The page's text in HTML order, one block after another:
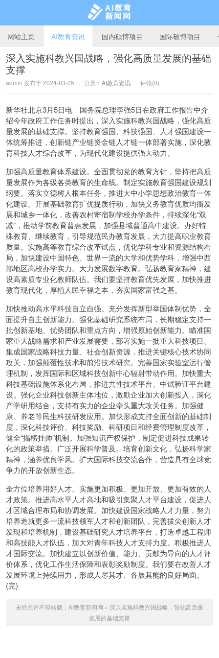
网站主页 AI教育资讯 国内硕博项目 国际硕博项目
深入实施科教兴国战略，强化高质量发展的基础
支撑
admin 发布于 2024-03-05 分类： AI教育资讯 评论(0)
新华社北京3月5日电 国务院总理李强5日在政府工作报告中介
绍今年政府工作任务时提出，深入实施科教兴国战略，强化高质
量发展的基础支撑。坚持教育强国、科技强国、人才强国建设一
体统筹推进，创新链产业链资金链人才链一体部署实施，深化教
育科技人才综合改革，为现代化建设提供强大动力。
加强高质量教育体系建设。全面贯彻党的教育方针，坚持把高质
量发展作为各级各类教育的生命线。制定实施教育强国建设规划
纲要。落实立德树人根本任务，推进大中小学思想政治教育一体
化建设。开展基础教育扩优提质行动，加快义务教育优质均衡发
展和城乡一体化，改善农村寄宿制学校办学条件，持续深化“双
减”，推动学前教育普惠发展，加强县域普通高中建设。办好特
殊教育、继续教育，引导规范民办教育发展，大力提高职业教育
质量。实施高等教育综合改革试点，优化学科专业和资源结构布
局，加快建设中国特色、世界一流的大学和优势学科，增强中西
部地区高校办学实力。大力发展数字教育。弘扬教育家精神，建
设高素质专业化教师队伍。我们要坚持教育优先发展，加快推进
教育现代化，厚植人民幸福之本，夯实国家富强之基。
加快推动高水平科技自立自强。充分发挥新型举国体制优势，全
面提升自主创新能力。强化基础研究系统布局，长期稳定支持一
批创新基地、优势团队和重点方向，增强原始创新能力。瞄准国
家重大战略需求和产业发展需要，部署实施一批重大科技项目。
集成国家战略科技力量、社会创新资源，推进关键核心技术协同
攻关，加强颠覆性技术和前沿技术研究。完善国家实验室运行管
理机制，发挥国际和区域科技创新中心辐射带动作用。加快重大
科技基础设施体系化布局，推进共性技术平台、中试验证平台建
设。强化企业科技创新主体地位，激励企业加大创新投入，深化
产学研用结合，支持有实力的企业牵头重大攻关任务。加强健
康、养老等民生科技研发应用。加快形成支持全面创新的基础制
度，深化科技评价、科技奖励、科研项目和经费管理制度改革，
健全“揭榜挂帅”机制。加强知识产权保护，制定促进科技成果转
化的政策举措。广泛开展科学普及。培育创新文化，弘扬科学家
精神，涵养优良学风。扩大国际科技交流合作，营造具有全球竞
争力的开放创新生态。
全方位培养用好人才。实施更加积极、更加开放、更加有效的人
才政策。推进高水平人才高地和吸引集聚人才平台建设，促进人
才区域合理布局和协调发展。加快建设国家战略人才力量，努力
培养造就更多一流科技领军人才和创新团队，完善拔尖创新人才
发现和培养机制，建设基础研究人才培养平台，打造卓越工程师
和高技能人才队伍，加大对青年科技人才支持力度。积极推进人
才国际交流。加快建立以创新价值、能力、贡献为导向的人才评
价体系，优化工作生活保障和表彰奖励制度。我们要在改善人才
发展环境上持续用力，形成人尽其才、各展其能的良好局面。
(完)
未经允许不得转载： AI教育新闻网 » 深入实施科教兴国战略，强化高质量
发展的基础支撑